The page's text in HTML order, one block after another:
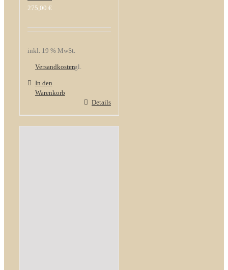
275,00 €
inkl. 19 % MwSt.
zzgl.
Versandkosten
In den
Warenkorb
Details